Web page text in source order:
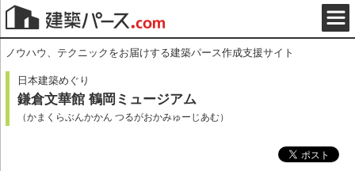
ノウハウ、テクニックをお届けする建築パース作成支援サイト
日本建築めぐり
鎌倉文華館 鶴岡ミュージアム
（かまくらぶんかかん つるがおかみゅーじあむ）